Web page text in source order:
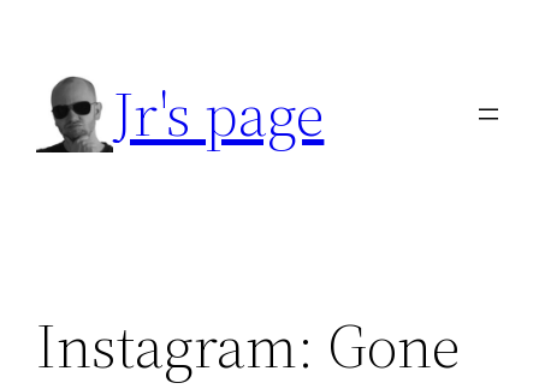
obsah
Jr's page
Instagram: Gone